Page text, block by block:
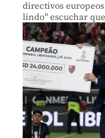
directivos
lindo" escuchar
de clasificación al